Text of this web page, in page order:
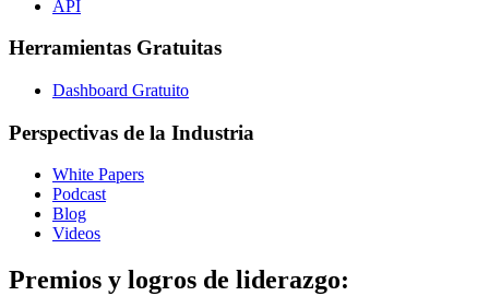
API
Herramientas Gratuitas
Dashboard Gratuito
Perspectivas de la Industria
White Papers
Podcast
Blog
Videos
Premios y logros de liderazgo: